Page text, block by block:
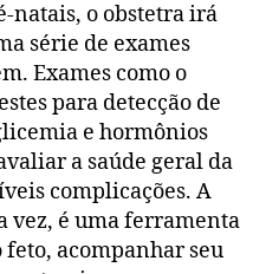
natais, o obstetra irá
série de exames
Exames como o
para detecção de
e hormônios
a saúde geral da
complicações. A
vez, é uma ferramenta
acompanhar seu